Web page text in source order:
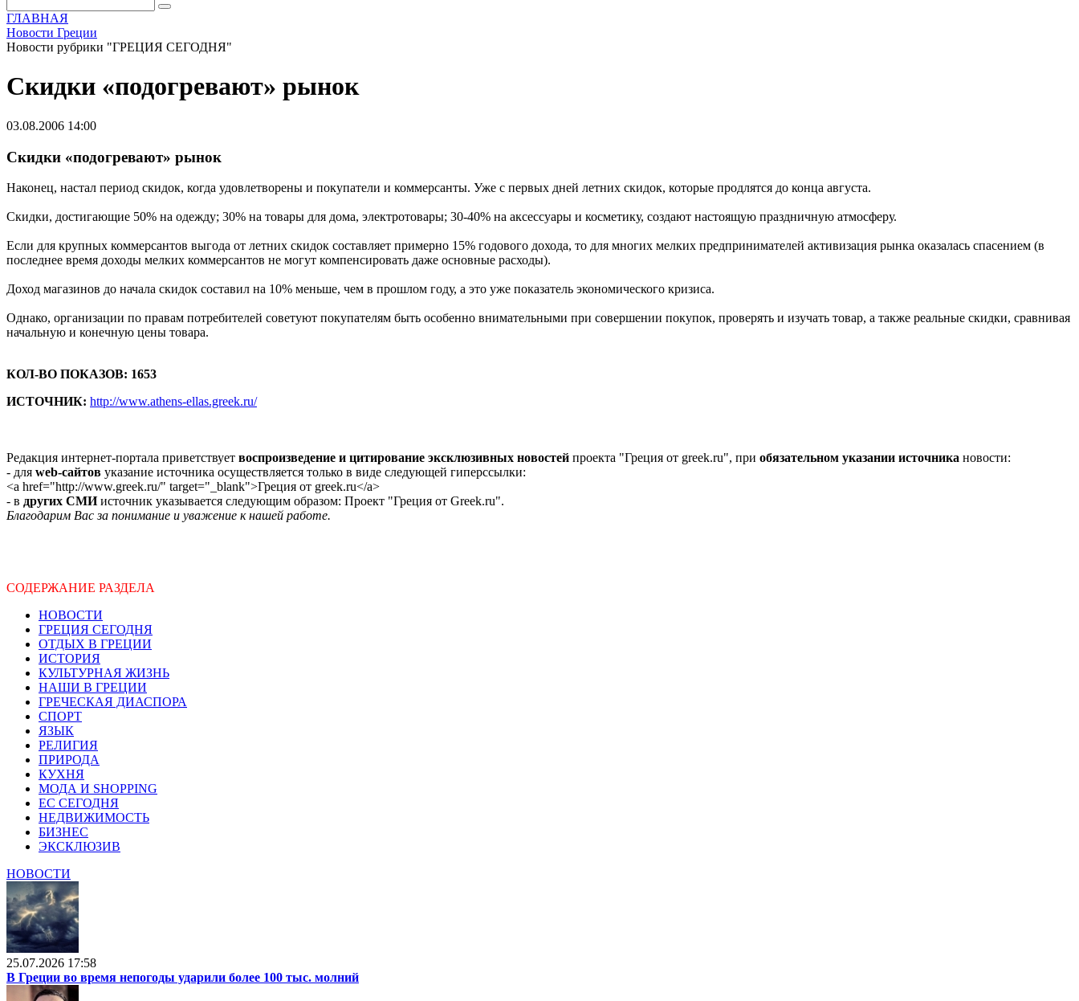
ГЛАВНАЯ
Новости Греции
Новости рубрики "ГРЕЦИЯ СЕГОДНЯ"
Скидки «подогревают» рынок
03.08.2006 14:00
Скидки «подогревают» рынок
Наконец, настал период скидок, когда удовлетворены и покупатели и коммерсанты. Уже с первых дней летних скидок, которые продлятся до конца августа.
Скидки, достигающие 50% на одежду; 30% на товары для дома, электротовары; 30-40% на аксессуары и косметику, создают настоящую праздничную атмосферу.
Если для крупных коммерсантов выгода от летних скидок составляет примерно 15% годового дохода, то для многих мелких предпринимателей активизация рынка оказалась спасением (в
последнее время доходы мелких коммерсантов не могут компенсировать даже основные расходы).
Доход магазинов до начала скидок составил на 10% меньше, чем в прошлом году, а это уже показатель экономического кризиса.
Однако, организации по правам потребителей советуют покупателям быть особенно внимательными при совершении покупок, проверять и изучать товар, а также реальные скидки, сравнивая
начальную и конечную цены товара.
КОЛ-ВО ПОКАЗОВ: 1653
ИСТОЧНИК: http://www.athens-ellas.greek.ru/
Редакция интернет-портала приветствует воспроизведение и цитирование эксклюзивных новостей проекта "Греция от greek.ru", при обязательном указании источника новости:
- для web-сайтов указание источника осуществляется только в виде следующей гиперссылки:
<a href="http://www.greek.ru/" target="_blank">Греция от greek.ru</a>
- в других СМИисточник указывается следующим образом: Проект "Греция от Greek.ru".
Благодарим Вас за понимание и уважение к нашей работе.
СОДЕРЖАНИЕ РАЗДЕЛА
НОВОСТИ
ГРЕЦИЯ СЕГОДНЯ
ОТДЫХ В ГРЕЦИИ
ИСТОРИЯ
КУЛЬТУРНАЯ ЖИЗНЬ
НАШИ В ГРЕЦИИ
ГРЕЧЕСКАЯ ДИАСПОРА
СПОРТ
ЯЗЫК
РЕЛИГИЯ
ПРИРОДА
КУХНЯ
МОДА И SHOPPING
ЕС СЕГОДНЯ
НЕДВИЖИМОСТЬ
БИЗНЕС
ЭКСКЛЮЗИВ
НОВОСТИ
25.07.2026 17:58
В Греции во время непогоды ударили более 100 тыс. молний